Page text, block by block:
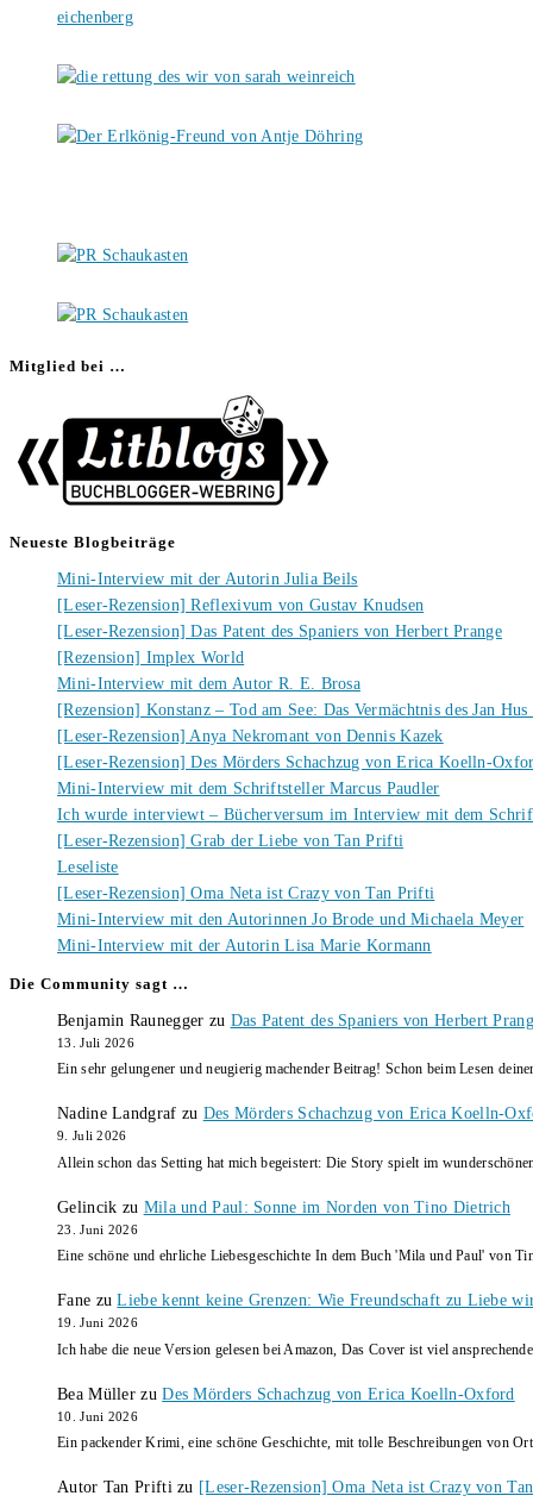
Mitglied bei …
Neueste Blogbeiträge
Mini-Interview mit der Autorin Julia Beils
[Leser-Rezension] Reflexivum von Gustav Knudsen
[Leser-Rezension] Das Patent des Spaniers von Herbert Prange
[Rezension] Implex World
Mini-Interview mit dem Autor R. E. Brosa
[Rezension] Konstanz – Tod am See: Das Vermächtnis des Jan
[Leser-Rezension] Anya Nekromant von Dennis Kazek
[Leser-Rezension] Des Mörders Schachzug von Erica Koelln-
Mini-Interview mit dem Schriftsteller Marcus Paudler
Ich wurde interviewt – Bücherversum im Interview mit dem
[Leser-Rezension] Grab der Liebe von Tan Prifti
Leseliste
[Leser-Rezension] Oma Neta ist Crazy von Tan Prifti
Mini-Interview mit den Autorinnen Jo Brode und Michaela Meyer
Mini-Interview mit der Autorin Lisa Marie Kormann
Die Community sagt …
Benjamin Raunegger zu Das Patent des Spaniers von Herbert
13. Juli 2026
Ein sehr gelungener und neugierig machender Beitrag! Schon beim Lesen
Nadine Landgraf zu Des Mörders Schachzug von Erica Koelln-
9. Juli 2026
Allein schon das Setting hat mich begeistert: Die Story spielt im
Gelincik zu Mila und Paul: Sonne im Norden von Tino Dietrich
23. Juni 2026
Eine schöne und ehrliche Liebesgeschichte In dem Buch 'Mila und Paul' von
Fane zuLiebe kennt keine Grenzen: Wie Freundschaft zu Liebe
19. Juni 2026
Ich habe die neue Version gelesen bei Amazon, Das Cover ist viel
Bea Müller zuDes Mörders Schachzug von Erica Koelln-Oxford
10. Juni 2026
Ein packender Krimi, eine schöne Geschichte, mit tolle Beschreibungen von
Autor Tan Priftizu [Leser-Rezension] Oma Neta ist Crazy von